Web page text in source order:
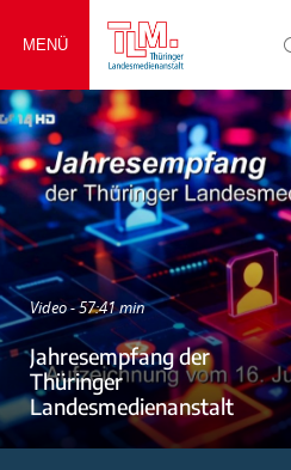
MENÜ
Video - 57:41 min
Jahresempfang der
Thüringer
Landesmedienanstalt